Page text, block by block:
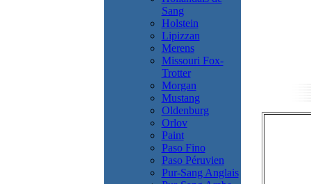
Sang
Holstein
Lipizzan
Merens
Missouri Fox-
Trotter
Morgan
Mustang
Oldenburg
Orlov
Paint
Paso Fino
Paso Péruvien
Pur-Sang Anglais